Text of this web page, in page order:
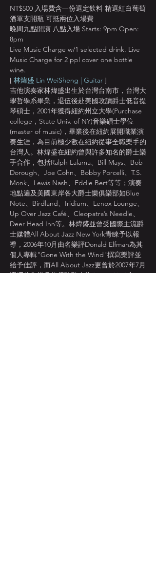
NT$500 入場費含一份選定飲料 精選紅白葡萄
酒單支開瓶 可抵兩位入場費
晚間九點開演 八點入場 Starts: 9pm Open:
8pm
Live Music Charge w/1 selected drink. Live
Music Charge for 2 ppl cover one bottle
wine.
[ 林煒盛 Lin WeiSheng | Guitar ]
吉他演奏家林煒盛出生於台灣台南市，台灣大
學哲學系畢業，退伍後赴美國攻讀爵士低音提
琴碩士，2001年獲得紐約州立大學(Purchase
college，State Univ. of NY)音樂碩士學位
(master of music)，畢業後在紐約展開職業演
奏生涯，為目前極少數在紐約從事全職樂手的
台灣人。林煒盛在紐約曾與許多知名的爵士樂
手合作，包括Ralph Lalama、Bill Mays、Bob
Dorough、Joe Cohn、Bobby Porcelli、T.S.
Monk、Lewis Nash、Eddie Bert等等；演奏
地點遍及美國東岸各大爵士樂俱樂部如Blue
Note、Birdland、Iridium、Lenox Lounge、
Up Over Jazz Café、Cleopatra’s Needle、
Deer Head Inn等。林煒盛並曾受國際主流爵
士媒體All About Jazz New York青睞予以報
導，2006年10月由名樂評Donald Elfman為其
個人專輯"Gone With the Wind"撰寫樂評並
給予佳評，而All About Jazz更曾於2007年7月
選擇他為當月值得聆聽人物(Listen Up!)之